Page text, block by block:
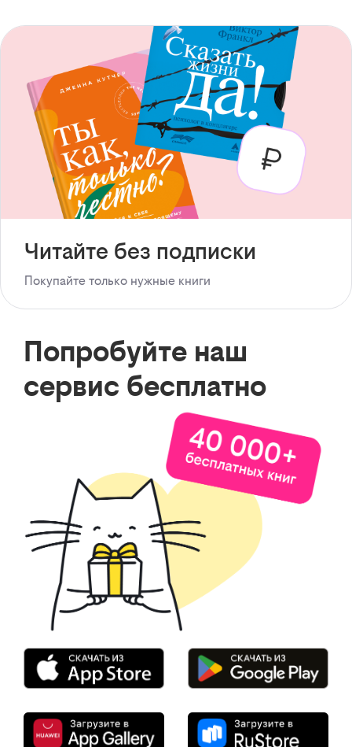
Читайте без подписки
Покупайте только нужные книги
Попробуйте наш
сервис бесплатно